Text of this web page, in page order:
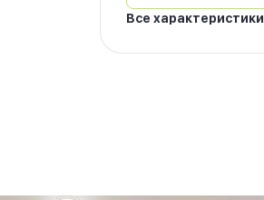
Все характеристики